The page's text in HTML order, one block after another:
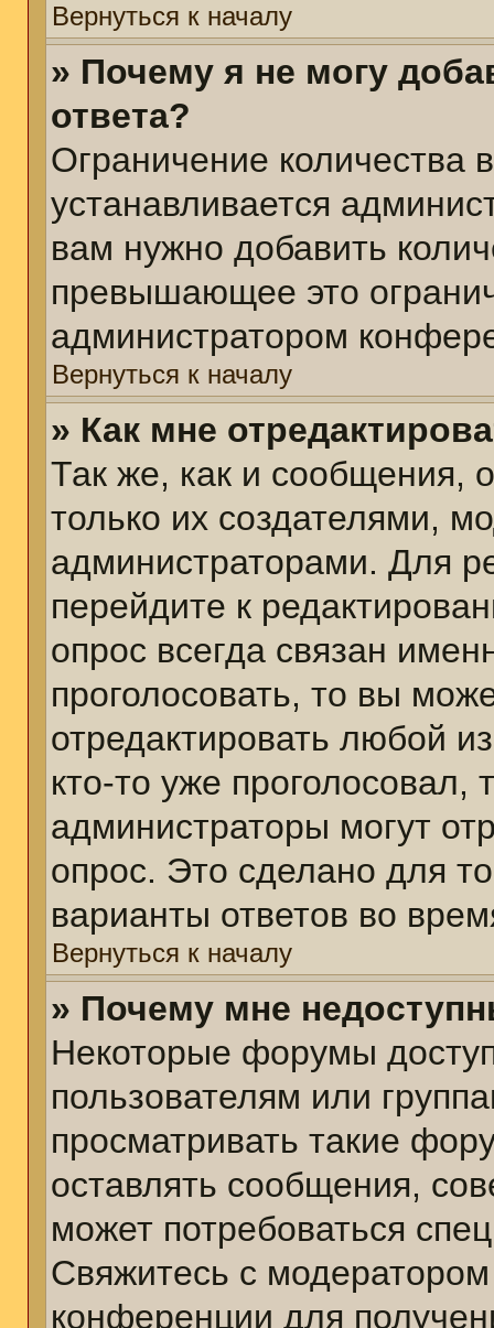
Вернуться к началу
» Почему я не могу
ответа?
Ограничение количества
устанавливается
вам нужно добавить
превышающее это
администратором
Вернуться к началу
» Как мне
Так же, как и сообщения,
только их создателями,
администраторами. Для
перейдите к
опрос всегда связан
проголосовать, то вы
отредактировать любой
кто-то уже
администраторы могут
опрос. Это сделано для
варианты ответов во
Вернуться к началу
» Почему мне
Некоторые форумы
пользователям или
просматривать такие
оставлять сообщения,
может потребоваться
Свяжитесь с
конференции для